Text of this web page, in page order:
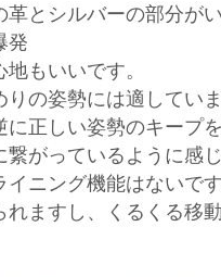
革とシルバーの部分が
発
地もいいです。
りの姿勢には適してい
に正しい姿勢のキープ
繋がっているように感じ
イニング機能はないで
れますし、くるくる移